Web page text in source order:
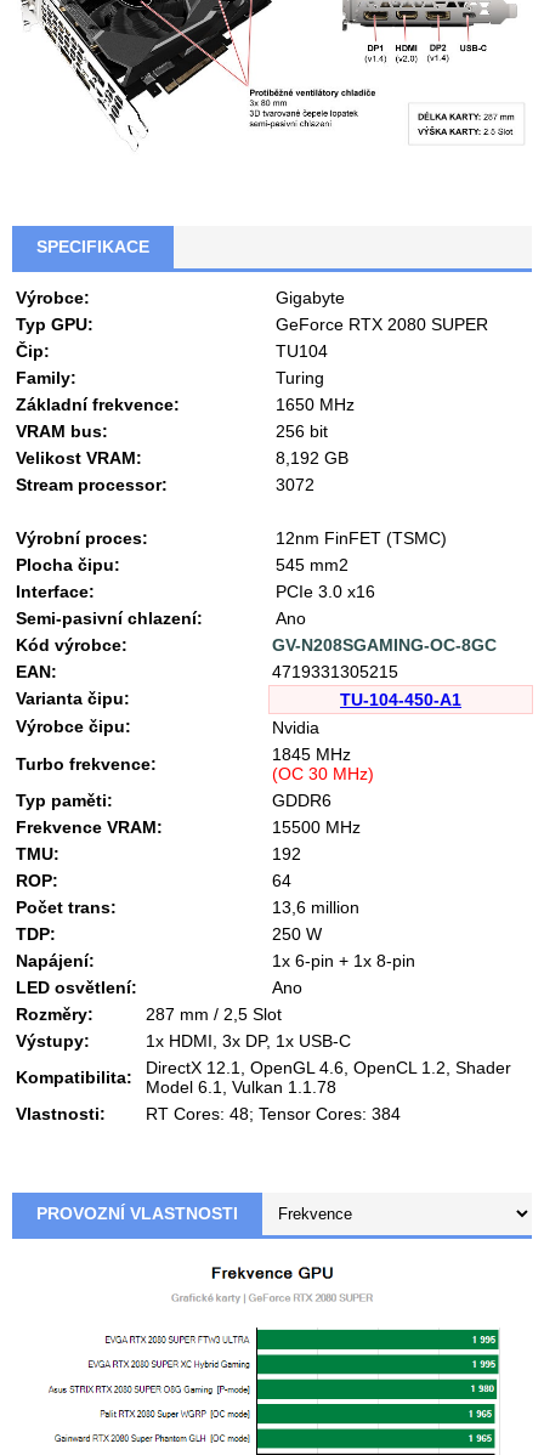
SPECIFIKACE
Výrobce:
Gigabyte
Typ GPU:
GeForce RTX 2080 SUPER
Čip:
TU104
Family:
Turing
Základní frekvence:
1650 MHz
VRAM bus:
256 bit
Velikost VRAM:
8,192 GB
Stream processor:
3072
Výrobní proces:
12nm FinFET (TSMC)
Plocha čipu:
545 mm2
Interface:
PCIe 3.0 x16
Semi-pasivní chlazení:
Ano
Kód výrobce:
GV-N208SGAMING-OC-8GC
EAN:
4719331305215
Varianta čipu:
TU-104-450-A1
Výrobce čipu:
Nvidia
Turbo frekvence:
1845 MHz
(OC 30 MHz)
Typ paměti:
GDDR6
Frekvence VRAM:
15500 MHz
TMU:
192
ROP:
64
Počet trans:
13,6 million
TDP:
250 W
Napájení:
1x 6-pin + 1x 8-pin
LED osvětlení:
Ano
Rozměry:
287 mm / 2,5 Slot
Výstupy:
1x HDMI, 3x DP, 1x USB-C
Kompatibilita:
DirectX 12.1, OpenGL 4.6, OpenCL 1.2, Shader
Model 6.1, Vulkan 1.1.78
Vlastnosti:
RT Cores: 48; Tensor Cores: 384
PROVOZNÍ VLASTNOSTI